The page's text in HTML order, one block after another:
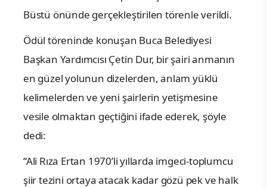
Büstü önünde gerçekleştirilen törenle verildi.
Ödül töreninde konuşan Buca Belediyesi
Başkan Yardımcısı Çetin Dur, bir şairi anmanın
en güzel yolunun dizelerden, anlam yüklü
kelimelerden ve yeni şairlerin yetişmesine
vesile olmaktan geçtiğini ifade ederek, şöyle
dedi:
“Ali Rıza Ertan 1970’li yıllarda imgeci-toplumcu
şiir tezini ortaya atacak kadar gözü pek ve halk